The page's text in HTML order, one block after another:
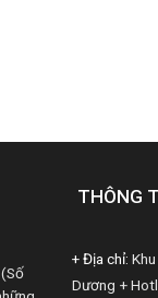
THÔNG
+ Địa chỉ:
Dương +